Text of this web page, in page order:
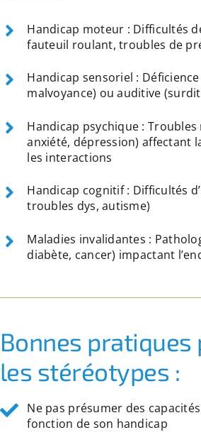
Handicap moteur : Difficultés
fauteuil roulant, troubles de
Handicap sensoriel :
malvoyance) ou auditive
Handicap psychique : Troubles
anxiété, dépression) affectant
les interactions
Handicap cognitif : Difficultés
troubles dys, autisme)
Maladies invalidantes :
diabète, cancer) impactant
Bonnes pratiques
les stéréotypes :
Ne pas présumer des
fonction de son handicap